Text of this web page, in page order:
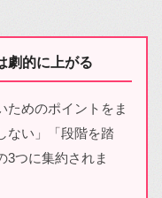
劇的に上がる
ためのポイントをま
ない」「段階を踏
3つに集約されま